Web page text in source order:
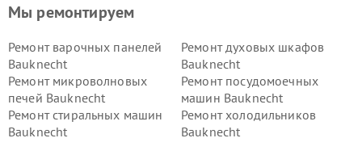
Мы ремонтируем
Ремонт варочных панелей
Bauknecht
Ремонт духовых шкафов
Bauknecht
Ремонт микроволновых
печей Bauknecht
Ремонт посудомоечных
машин Bauknecht
Ремонт стиральных машин
Bauknecht
Ремонт холодильников
Bauknecht